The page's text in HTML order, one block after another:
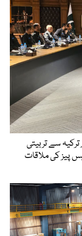
سے تربیتی
پیز کی ملاقات